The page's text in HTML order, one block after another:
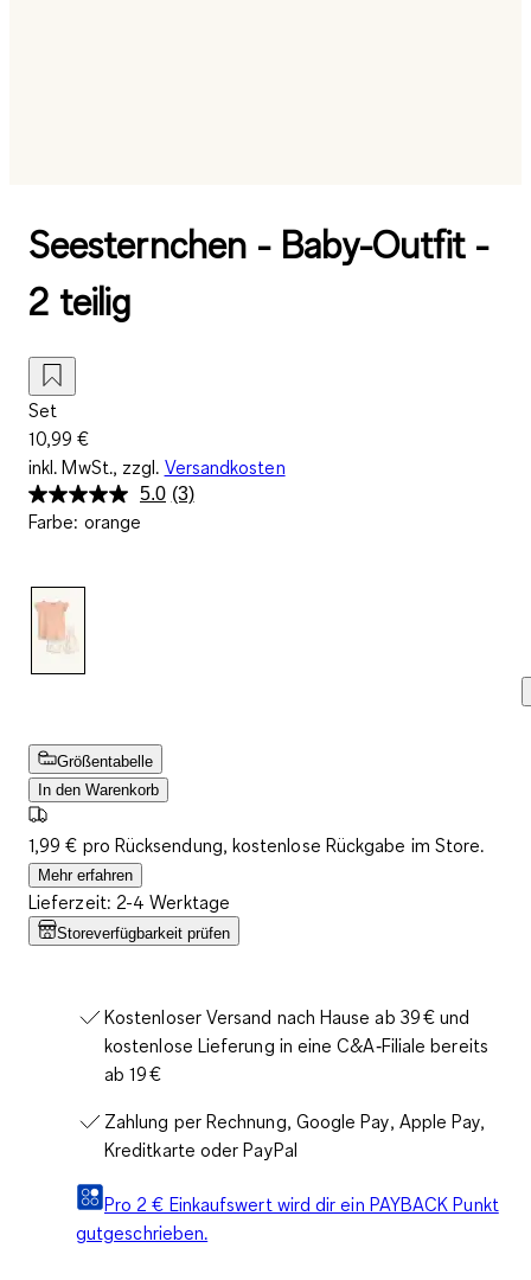
Seesternchen - Baby-Outfit -
2 teilig
Set
10,99 €
inkl. MwSt., zzgl. Versandkosten
5.0 3
(3)
Farbe: orange
Größentabelle
In den Warenkorb
1,99 € pro Rücksendung, kostenlose Rückgabe im Store.
Mehr erfahren
Lieferzeit: 2-4 Werktage
Storeverfügbarkeit prüfen
Kostenloser Versand nach Hause ab 39 € und
kostenlose Lieferung in eine C&A‑Filiale bereits
ab 19 €
Zahlung per Rechnung, Google Pay, Apple Pay,
Kreditkarte oder PayPal
Pro 2 € Einkaufswert wird dir ein PAYBACK Punkt
gutgeschrieben.